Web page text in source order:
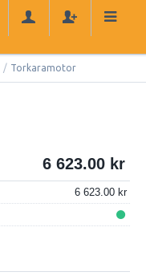
/ Torkaramotor
6 623.00
6 623.00